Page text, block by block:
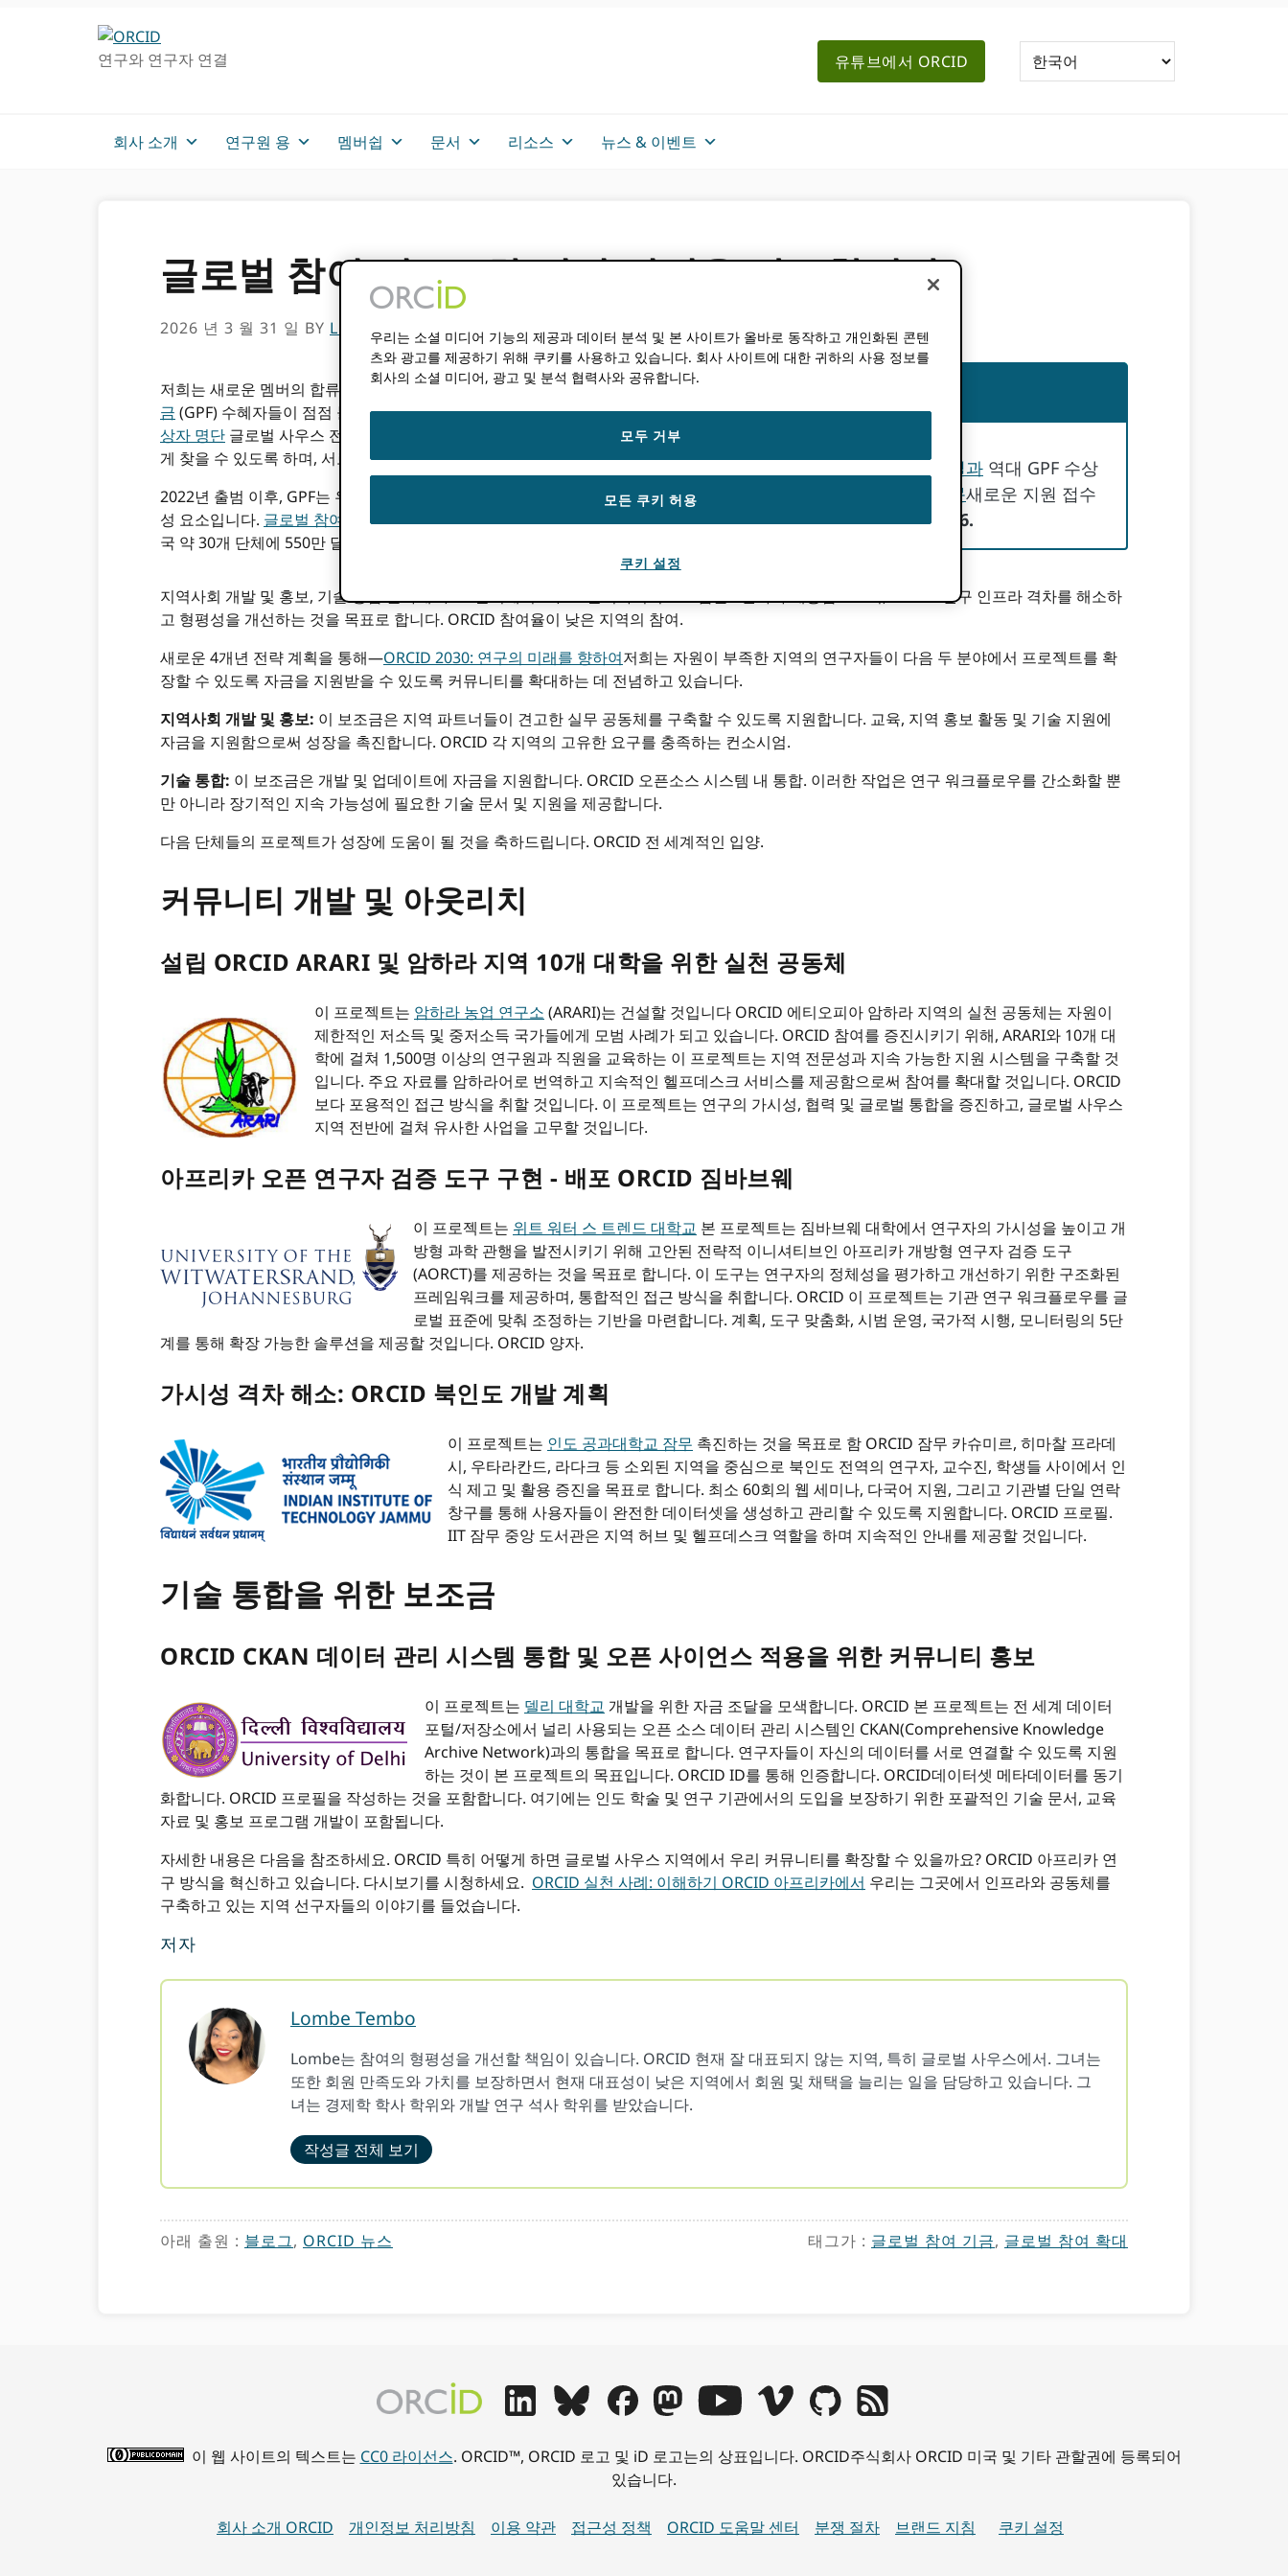
연구와 연구자 연결 유튜브에서 ORCID
회사 소개 연구원 용 멤버쉽 문서 리소스 뉴스 & 이벤트
글로벌 참여 기금 7차 선정 기업을 발표합니다
2026 년 3 월 31 일 BY LOMBE TEMBO
저희는 새로운 멤버의 합류를 진심으로 축하드립니다. 글로벌 참여 기
금 (GPF) 수혜자들이 점점 늘어나는 추세에 합류하고 있습니다.GPF 수
상자 명단 글로벌 사우스 전역에서 연구 결과를 더욱 잘 보이게 하고, 쉽
게 찾을 수 있도록 하며, 서로 연결하기 위해 헌신하고 있습니다.
2022년 출범 이후, GPF는 우리 기관의 광범위한 핵심 사업의 중요한 구
성 요소입니다. 글로벌 참여 프로그램(GPP)는 글로벌 사우스 지역 19개
국 약 30개 단체에 550만 달러 이상의 보조금을 지원했습니다.
긍정적인 측면에 대해 더 알아보세요. 결과 역대 GPF 수상
자들의 글을 읽어보세요.
자주 묻는 질문새로운 지원 접수
시작 소식을 기대해 주세요.1 4 월, 2026.
지역사회 개발 및 홍보, 기술 통합 분야에 5,000달러에서 20,000달러까지의 보조금을 2년마다 제공함으로써, ORCID 연구 인프라 격차를 해소하
고 형평성을 개선하는 것을 목표로 합니다. ORCID 참여율이 낮은 지역의 참여.
새로운 4개년 전략 계획을 통해—ORCID 2030: 연구의 미래를 향하여저희는 자원이 부족한 지역의 연구자들이 다음 두 분야에서 프로젝트를 확
장할 수 있도록 자금을 지원받을 수 있도록 커뮤니티를 확대하는 데 전념하고 있습니다.
지역사회 개발 및 홍보: 이 보조금은 지역 파트너들이 견고한 실무 공동체를 구축할 수 있도록 지원합니다. 교육, 지역 홍보 활동 및 기술 지원에
자금을 지원함으로써 성장을 촉진합니다. ORCID 각 지역의 고유한 요구를 충족하는 컨소시엄.
기술 통합: 이 보조금은 개발 및 업데이트에 자금을 지원합니다. ORCID 오픈소스 시스템 내 통합. 이러한 작업은 연구 워크플로우를 간소화할 뿐
만 아니라 장기적인 지속 가능성에 필요한 기술 문서 및 지원을 제공합니다.
다음 단체들의 프로젝트가 성장에 도움이 될 것을 축하드립니다. ORCID 전 세계적인 입양.
커뮤니티 개발 및 아웃리치
설립 ORCID ARARI 및 암하라 지역 10개 대학을 위한 실천 공동체
이 프로젝트는 암하라 농업 연구소 (ARARI)는 건설할 것입니다 ORCID 에티오피아 암하라 지역의 실천 공동체는 자원이
제한적인 저소득 및 중저소득 국가들에게 모범 사례가 되고 있습니다. ORCID 참여를 증진시키기 위해, ARARI와 10개 대
학에 걸쳐 1,500명 이상의 연구원과 직원을 교육하는 이 프로젝트는 지역 전문성과 지속 가능한 지원 시스템을 구축할 것
입니다. 주요 자료를 암하라어로 번역하고 지속적인 헬프데스크 서비스를 제공함으로써 참여를 확대할 것입니다. ORCID
보다 포용적인 접근 방식을 취할 것입니다. 이 프로젝트는 연구의 가시성, 협력 및 글로벌 통합을 증진하고, 글로벌 사우스
지역 전반에 걸쳐 유사한 사업을 고무할 것입니다.
아프리카 오픈 연구자 검증 도구 구현 - 배포 ORCID 짐바브웨
이 프로젝트는 위트 워터 스 트렌드 대학교 본 프로젝트는 짐바브웨 대학에서 연구자의 가시성을 높이고 개
방형 과학 관행을 발전시키기 위해 고안된 전략적 이니셔티브인 아프리카 개방형 연구자 검증 도구
(AORCT)를 제공하는 것을 목표로 합니다. 이 도구는 연구자의 정체성을 평가하고 개선하기 위한 구조화된
프레임워크를 제공하며, 통합적인 접근 방식을 취합니다. ORCID 이 프로젝트는 기관 연구 워크플로우를 글
로벌 표준에 맞춰 조정하는 기반을 마련합니다. 계획, 도구 맞춤화, 시범 운영, 국가적 시행, 모니터링의 5단
계를 통해 확장 가능한 솔루션을 제공할 것입니다. ORCID 양자.
가시성 격차 해소: ORCID 북인도 개발 계획
이 프로젝트는 인도 공과대학교 잠무 촉진하는 것을 목표로 함 ORCID 잠무 카슈미르, 히마찰 프라데
시, 우타라칸드, 라다크 등 소외된 지역을 중심으로 북인도 전역의 연구자, 교수진, 학생들 사이에서 인
식 제고 및 활용 증진을 목표로 합니다. 최소 60회의 웹 세미나, 다국어 지원, 그리고 기관별 단일 연락
창구를 통해 사용자들이 완전한 데이터셋을 생성하고 관리할 수 있도록 지원합니다. ORCID 프로필.
IIT 잠무 중앙 도서관은 지역 허브 및 헬프데스크 역할을 하며 지속적인 안내를 제공할 것입니다.
기술 통합을 위한 보조금
ORCID CKAN 데이터 관리 시스템 통합 및 오픈 사이언스 적용을 위한 커뮤니티 홍보
이 프로젝트는 델리 대학교 개발을 위한 자금 조달을 모색합니다. ORCID 본 프로젝트는 전 세계 데이터
포털/저장소에서 널리 사용되는 오픈 소스 데이터 관리 시스템인 CKAN(Comprehensive Knowledge
Archive Network)과의 통합을 목표로 합니다. 연구자들이 자신의 데이터를 서로 연결할 수 있도록 지원
하는 것이 본 프로젝트의 목표입니다. ORCID ID를 통해 인증합니다. ORCID데이터셋 메타데이터를 동기
화합니다. ORCID 프로필을 작성하는 것을 포함합니다. 여기에는 인도 학술 및 연구 기관에서의 도입을 보장하기 위한 포괄적인 기술 문서, 교육
자료 및 홍보 프로그램 개발이 포함됩니다.
자세한 내용은 다음을 참조하세요. ORCID 특히 어떻게 하면 글로벌 사우스 지역에서 우리 커뮤니티를 확장할 수 있을까요? ORCID 아프리카 연
구 방식을 혁신하고 있습니다. 다시보기를 시청하세요. ORCID 실천 사례: 이해하기 ORCID 아프리카에서 우리는 그곳에서 인프라와 공동체를
구축하고 있는 지역 선구자들의 이야기를 들었습니다.
저자
Lombe Tembo
Lombe는 참여의 형평성을 개선할 책임이 있습니다. ORCID 현재 잘 대표되지 않는 지역, 특히 글로벌 사우스에서. 그녀는
또한 회원 만족도와 가치를 보장하면서 현재 대표성이 낮은 지역에서 회원 및 채택을 늘리는 일을 담당하고 있습니다. 그
녀는 경제학 학사 학위와 개발 연구 석사 학위를 받았습니다.
작성글 전체 보기
아래 출원 : 블로그, ORCID ​뉴스 태그가 : 글로벌 참여 기금, 글로벌 참여 확대
이 웹 사이트의 텍스트는 CC0 라이선스. ORCID™, ORCID 로고 및 iD 로고는의 상표입니다. ORCID주식회사 ORCID 미국 및 기타 관할권에 등록되어
있습니다.
회사 소개 ORCID 개인정보 처리방침 이용 약관 접근성 정책 ORCID 도움말 센터 분쟁 절차 브랜드 지침 쿠키 설정
우리는 소셜 미디어 기능의 제공과 데이터 분석 및 본 사이트가 올바로 동작하고 개인화된 콘텐
츠와 광고를 제공하기 위해 쿠키를 사용하고 있습니다. 회사 사이트에 대한 귀하의 사용 정보를
회사의 소셜 미디어, 광고 및 분석 협력사와 공유합니다.
모두 거부
모든 쿠키 허용
쿠키 설정